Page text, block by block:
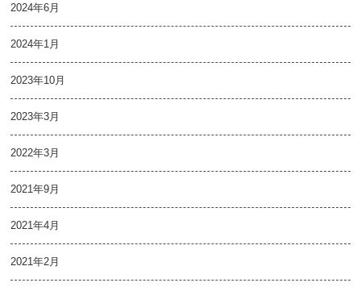
2024年6月
2024年1月
2023年10月
2023年3月
2022年3月
2021年9月
2021年4月
2021年2月